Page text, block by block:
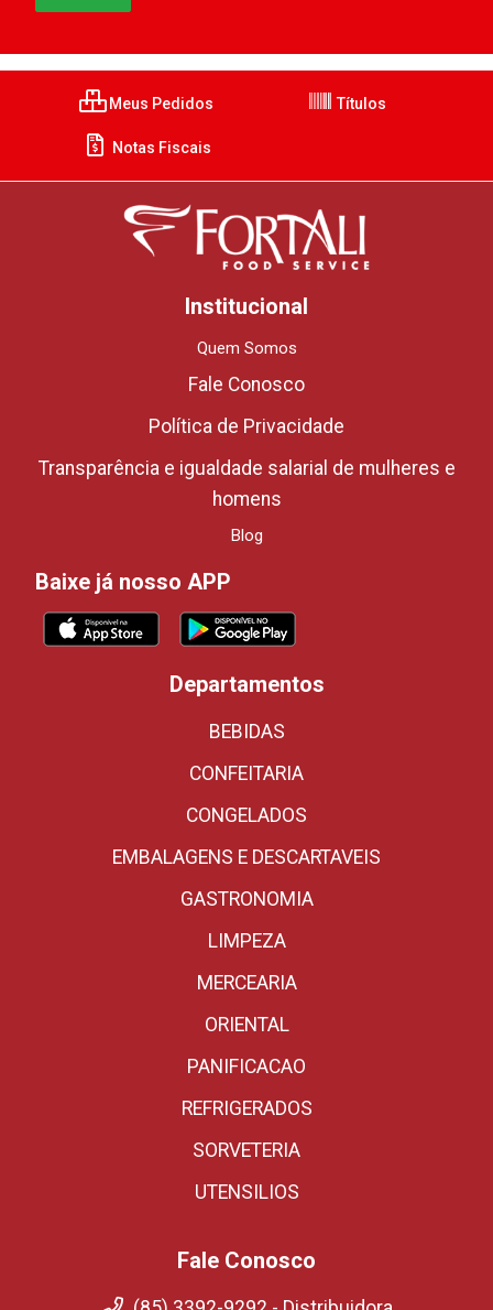
Meus Pedidos Títulos
Notas Fiscais
Institucional
Quem Somos
Fale Conosco
Política de Privacidade
Transparência e igualdade salarial de mulheres e
homens
Blog
Baixe já nosso APP
Departamentos
BEBIDAS
CONFEITARIA
CONGELADOS
EMBALAGENS E DESCARTAVEIS
GASTRONOMIA
LIMPEZA
MERCEARIA
ORIENTAL
PANIFICACAO
REFRIGERADOS
SORVETERIA
UTENSILIOS
Fale Conosco